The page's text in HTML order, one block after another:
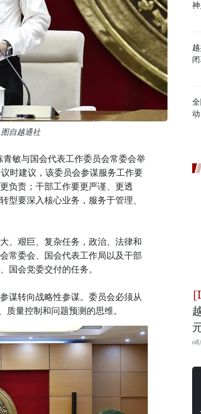
自越通社
敏与国会代表工作委员会常委会举
时建议，该委员会参谋服务工作要
负责；干部工作要更严谨、更透
型要深入核心业务，服务于管理、
、艰巨、复杂任务，政治、法律和
常委会、国会代表工作局以及干部
国会党委交付的任务。
谋转向战略性参谋。委员会必须从
质量控制和问题预测的思维。
动